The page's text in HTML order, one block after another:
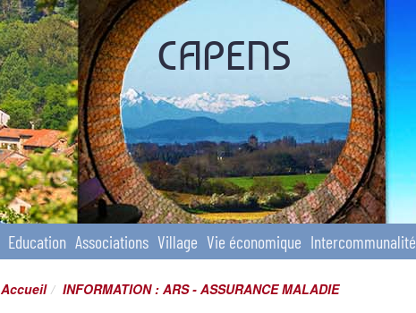
CAPENS
Education Associations Village Vie économique Intercommunalité
Accueil INFORMATION : ARS - ASSURANCE MALADIE